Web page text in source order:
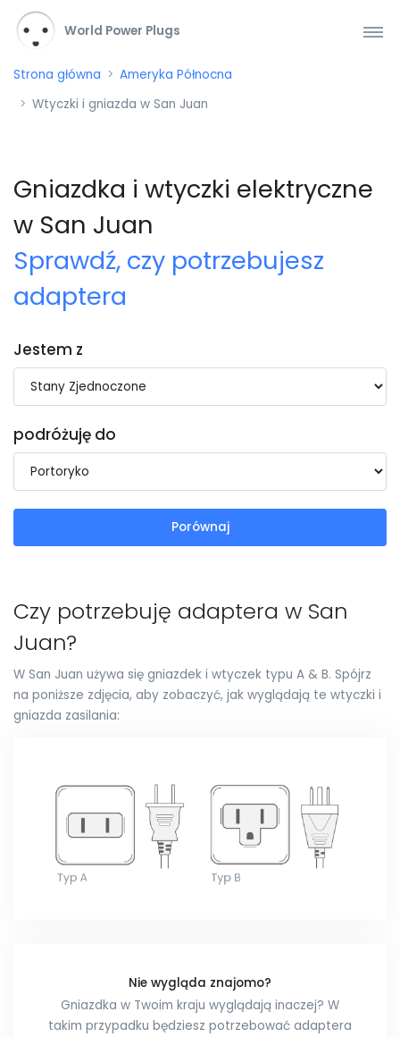
World Power Plugs
Strona główna
Ameryka Północna
Wtyczki i gniazda w San Juan
Gniazdka i wtyczki elektryczne
w San Juan
Sprawdź, czy potrzebujesz
adaptera
Jestem z
podróżuję do
Porównaj
Czy potrzebuję adaptera w San
Juan?
W San Juan używa się gniazdek i wtyczek typu A & B. Spójrz
na poniższe zdjęcia, aby zobaczyć, jak wyglądają te wtyczki i
gniazda zasilania:
Nie wygląda znajomo?
Gniazdka w Twoim kraju wyglądają inaczej? W
takim przypadku będziesz potrzebować adaptera